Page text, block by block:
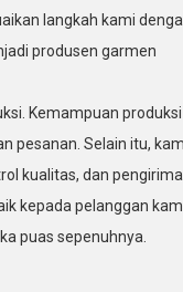
langkah kami
produsen garmen
Kemampuan produksi
pesanan. Selain itu,
kualitas, dan
kepada pelanggan
puas sepenuhnya.